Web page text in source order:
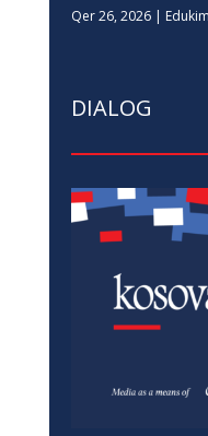
Qer 26, 2026| Edukim
DIALOG